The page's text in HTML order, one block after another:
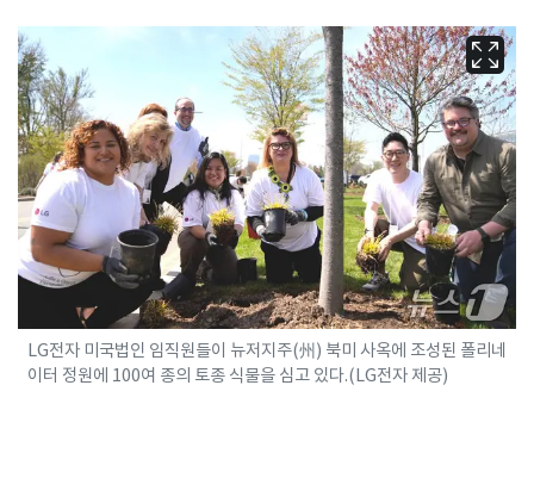
LG전자 미국법인 임직원들이 뉴저지주(州) 북미 사옥에 조성된 폴리네
이터 정원에 100여 종의 토종 식물을 심고 있다.(LG전자 제공)